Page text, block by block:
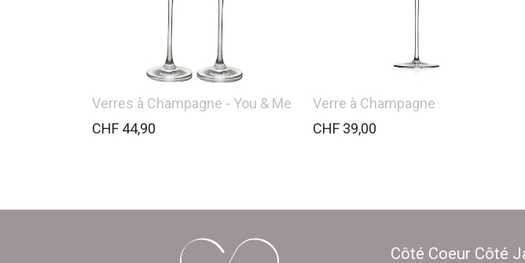
Verres à Champagne - You & Me
CHF 44,90
Verre à Champagne
CHF 39,00
Côté Coeur Côté